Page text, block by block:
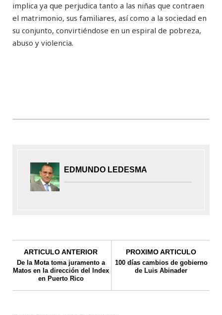
implica ya que perjudica tanto a las niñas que contraen
el matrimonio, sus familiares, así como a la sociedad en
su conjunto, convirtiéndose en un espiral de pobreza,
abuso y violencia.
EDMUNDO LEDESMA
ARTICULO ANTERIOR
De la Mota toma juramento a
Matos en la dirección del Index
en Puerto Rico
PROXIMO ARTICULO
100 días cambios de gobierno
de Luis Abinader